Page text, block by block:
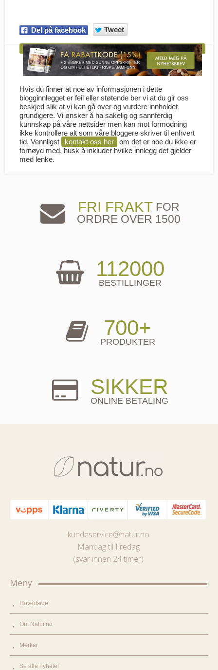
Del på facebook Tweet
Hvis du finner at noe av informasjonen i dette
blogginnlegget er feil eller støtende ber vi at du gir oss
beskjed slik at vi kan gå over og vurdere innholdet
grundigere. Vi ønsker å ha sakelig og sannferdig
kunnskap på våre nettsider men kan mot formodning
ikke kontrollere alt som våre bloggere skriver til enhvert
tid. Vennligst
kontakt oss her
om det er noe du ikke er
fornøyd med, husk å inkluder hvilke innlegg det gjelder
med lenke.
FRI FRAKTFOR
ORDRE OVER 1500
112000
BESTILLINGER
700+
PRODUKTER
SIKKER
ONLINE BETALING
kundeservice@natur.no
Mandag til Fredag
(svar innen 24 timer)
Meny
Hovedside
Om Natur.no
Merker
Se alle nyheter